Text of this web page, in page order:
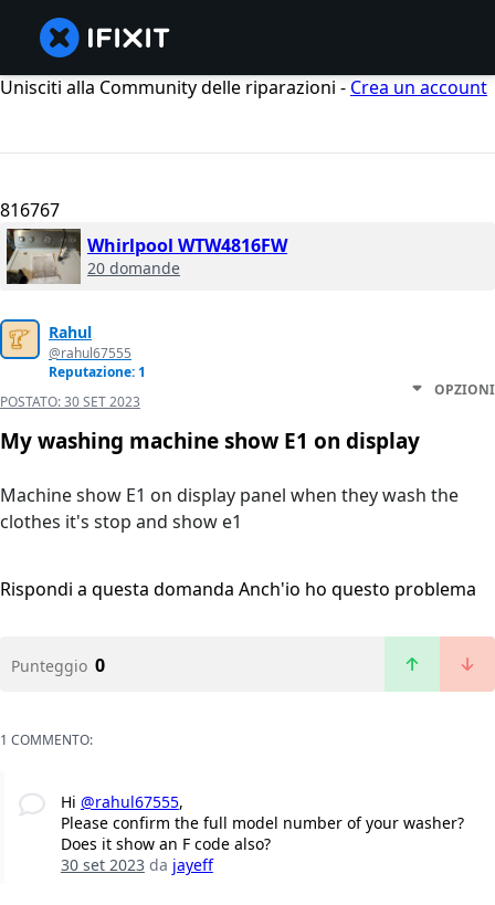
Unisciti alla Community delle riparazioni - Crea un account
816767
Whirlpool WTW4816FW
20 domande
Rahul
@rahul67555
Reputazione: 1
POSTATO:30 SET 2023
OPZIONI
My washing machine show E1 on display
Machine show E1 on display panel when they wash the
clothes it's stop and show e1
Rispondi a questa domanda Anch'io ho questo problema
Punteggio 0
1 COMMENTO:
Hi @rahul67555,
Please confirm the full model number of your washer?
Does it show an F code also?
30 set 2023da jayeff